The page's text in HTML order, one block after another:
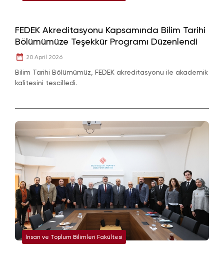
FEDEK Akreditasyonu Kapsamında Bilim Tarihi
Bölümümüze Teşekkür Programı Düzenlendi
20 April 2026
Bilim Tarihi Bölümümüz, FEDEK akreditasyonu ile akademik
kalitesini tescilledi.
İnsan ve Toplum Bilimleri Fakültesi